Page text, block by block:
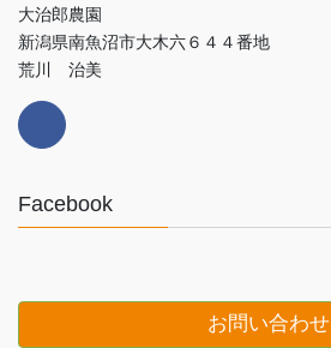
大治郎農園
新潟県南魚沼市大木六６４４番地
荒川 治美
Facebook
お問い合わせ